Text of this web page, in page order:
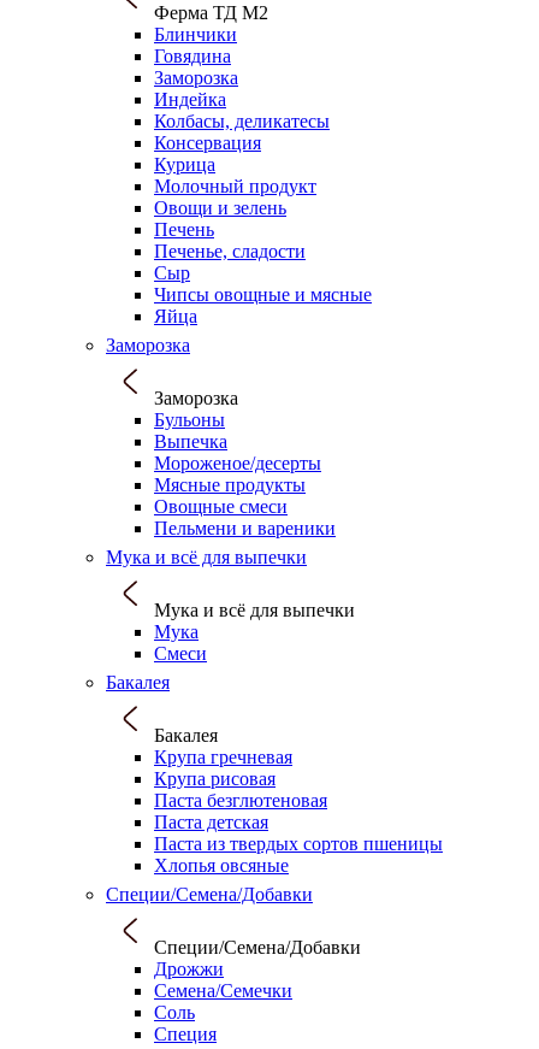
Ферма ТД М2
Блинчики
Говядина
Заморозка
Индейка
Колбасы, деликатесы
Консервация
Курица
Молочный продукт
Овощи и зелень
Печень
Печенье, сладости
Сыр
Чипсы овощные и мясные
Яйца
Заморозка
Заморозка
Бульоны
Выпечка
Мороженое/десерты
Мясные продукты
Овощные смеси
Пельмени и вареники
Мука и всё для выпечки
Мука и всё для выпечки
Мука
Смеси
Бакалея
Бакалея
Крупа гречневая
Крупа рисовая
Паста безглютеновая
Паста детская
Паста из твердых сортов пшеницы
Хлопья овсяные
Специи/Семена/Добавки
Специи/Семена/Добавки
Дрожжи
Семена/Семечки
Соль
Специя